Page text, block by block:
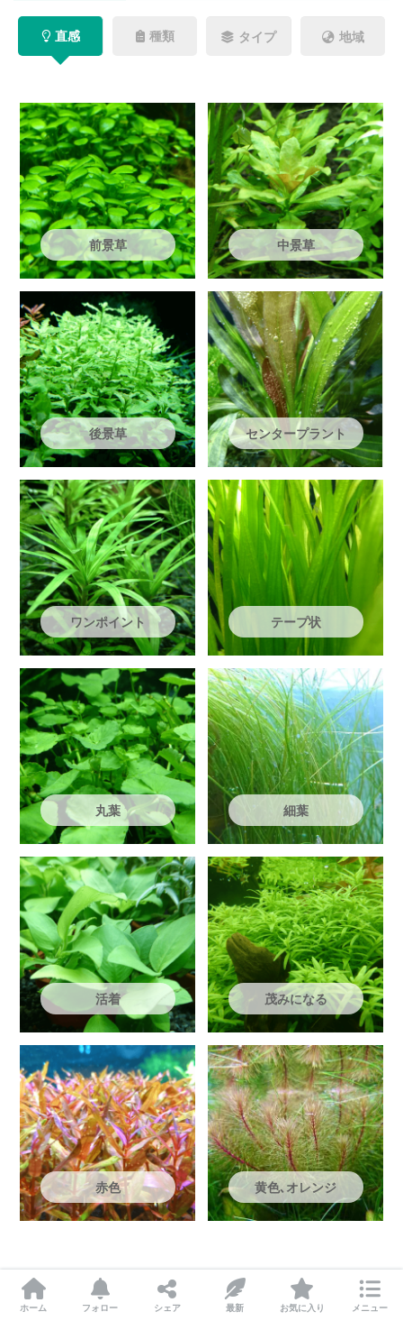
直感 種類 タイプ 地域
前景草 中景草
後景草 センタープラント
ワンポイント テープ状
丸葉 細葉
活着 茂みになる
赤色 黄色､オレンジ
ホーム フォロー シェア 最新 お気に入り メニュー